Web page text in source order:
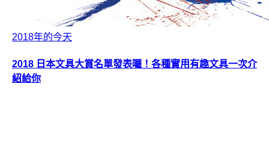
2018年的今天
2018 日本文具大賞名單發表囉！各種實用有趣文具一次介
紹給你